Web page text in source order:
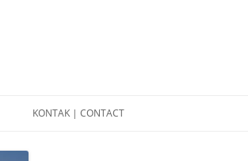
KONTAK | CONTACT